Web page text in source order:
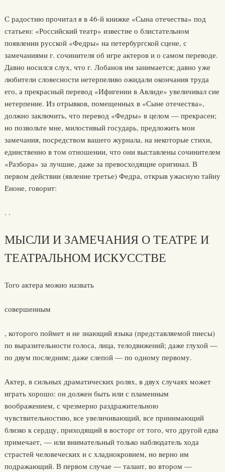
С радостию прочитал я в 46-й книжке «Сына отечества» под
статьею: «Российский театр» известие о блистательном
появлении русской «Федры» на петербургской сцене, с
замечаниями г. сочинителя об игре актеров и о самом переводе.
Давно носился слух, что г. Лобанов им занимается; давно уже
любители словесности нетерпеливо ожидали окончания труда
его, а прекрасный перевод «Ифигении в Авлиде» увеличивал сие
нетерпение. Из отрывков, помещенных в «Сыне отечества»,
должно заключить, что перевод «Федры» в целом — прекрасен;
но позвольте мне, милостивый государь, предложить мои
замечания, посредством вашего журнала, на некоторые стихи,
единственно в том отношении, что они выставлены сочинителем
«Разбора» за лучшие, даже за превосходящие оригинал. В
первом действии (явление третье) Федра, открыв ужасную тайну
Еноне, говорит:
. .
МЫСЛИ И ЗАМЕЧАНИЯ О ТЕАТРЕ И
ТЕАТРАЛЬНОМ ИСКУССТВЕ
Того актера можно назвать
совершенным
, которого поймет и не знающий языка (представляемой пиесы)
по выразительности голоса, лица, телодвижений; даже глухой —
по двум последним; даже слепой — по одному первому.
Актер, в сильных драматических ролях, в двух случаях может
играть хорошо: он должен быть или с пламенным
воображением, с чрезмерно раздражительною
чувствительностию, все увеличивающий, все принимающий
близко к сердцу, приходящий в восторг от того, что другой едва
примечает, — или внимательный только наблюдатель хода
страстей человеческих и с хладнокровием, но верно им
подражающий. В первом случае — талант, во втором —